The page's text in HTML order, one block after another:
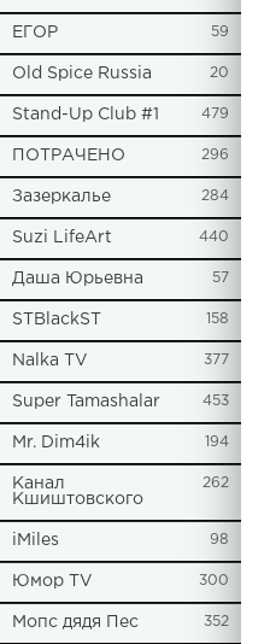
ЕГОР 59
Old Spice Russia 20
Stand-Up Club #1 479
ПОТРАЧЕНО 296
Зазеркалье 284
Suzi LifeArt 440
Даша Юрьевна 57
STBlackST 158
Nalka TV 377
Super Tamashalar 453
Mr. Dim4ik 194
Канал
Кшиштовского
262
iMiles 98
Юмор TV 300
Мопс дядя Пес 352